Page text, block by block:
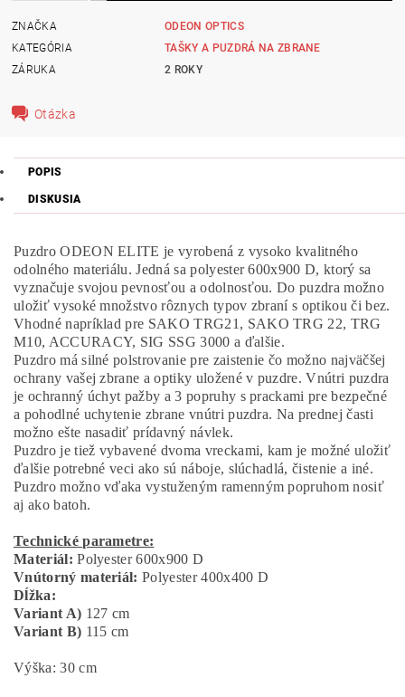
ZNAČKA
ODEON OPTICS
KATEGÓRIA
TAŠKY A PUZDRÁ NA ZBRANE
ZÁRUKA
2 ROKY
Otázka
POPIS
DISKUSIA
Puzdro ODEON ELITE je vyrobená z vysoko kvalitného
odolného materiálu. Jedná sa polyester 600x900 D, ktorý sa
vyznačuje svojou pevnosťou a odolnosťou. Do puzdra možno
uložiť vysoké množstvo rôznych typov zbraní s optikou či bez.
Vhodné napríklad pre SAKO TRG21, SAKO TRG 22, TRG
M10, ACCURACY, SIG SSG 3000 a ďalšie.
Puzdro má silné polstrovanie pre zaistenie čo možno najväčšej
ochrany vašej zbrane a optiky uložené v puzdre. Vnútri puzdra
je ochranný úchyt pažby a 3 popruhy s prackami pre bezpečné
a pohodlné uchytenie zbrane vnútri puzdra. Na prednej časti
možno ešte nasadiť prídavný návlek.
Puzdro je tiež vybavené dvoma vreckami, kam je možné uložiť
ďalšie potrebné veci ako sú náboje, slúchadlá, čistenie a iné.
Puzdro možno vďaka vystuženým ramenným popruhom nosiť
aj ako batoh.
Technické parametre:
Materiál: Polyester 600x900 D
Vnútorný materiál: Polyester 400x400 D
Dĺžka:
Variant A) 127 cm
Variant B) 115 cm
Výška: 30 cm